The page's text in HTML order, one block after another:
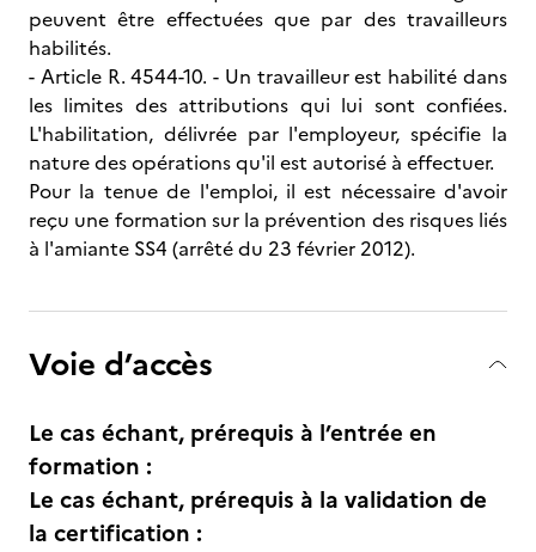
peuvent être effectuées que par des travailleurs
habilités.
- Article R. 4544-10. - Un travailleur est habilité dans
les limites des attributions qui lui sont confiées.
L'habilitation, délivrée par l'employeur, spécifie la
nature des opérations qu'il est autorisé à effectuer.
Pour la tenue de l'emploi, il est nécessaire d'avoir
reçu une formation sur la prévention des risques liés
à l'amiante SS4 (arrêté du 23 février 2012).
Voie d’accès
Le cas échant, prérequis à l’entrée en
formation :
Le cas échant, prérequis à la validation de
la certification :